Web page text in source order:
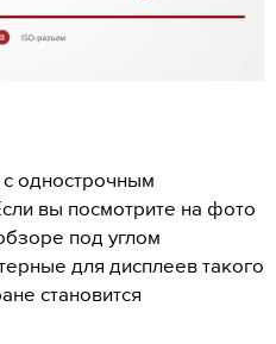
с однострочным
вы посмотрите на фото
под углом
для дисплеев такого
становится